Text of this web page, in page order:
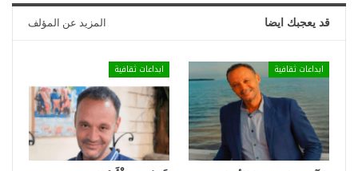
قد يعجبك ايضا المزيد عن المؤلف
ابداعات ثقافية ابداعات ثقافية